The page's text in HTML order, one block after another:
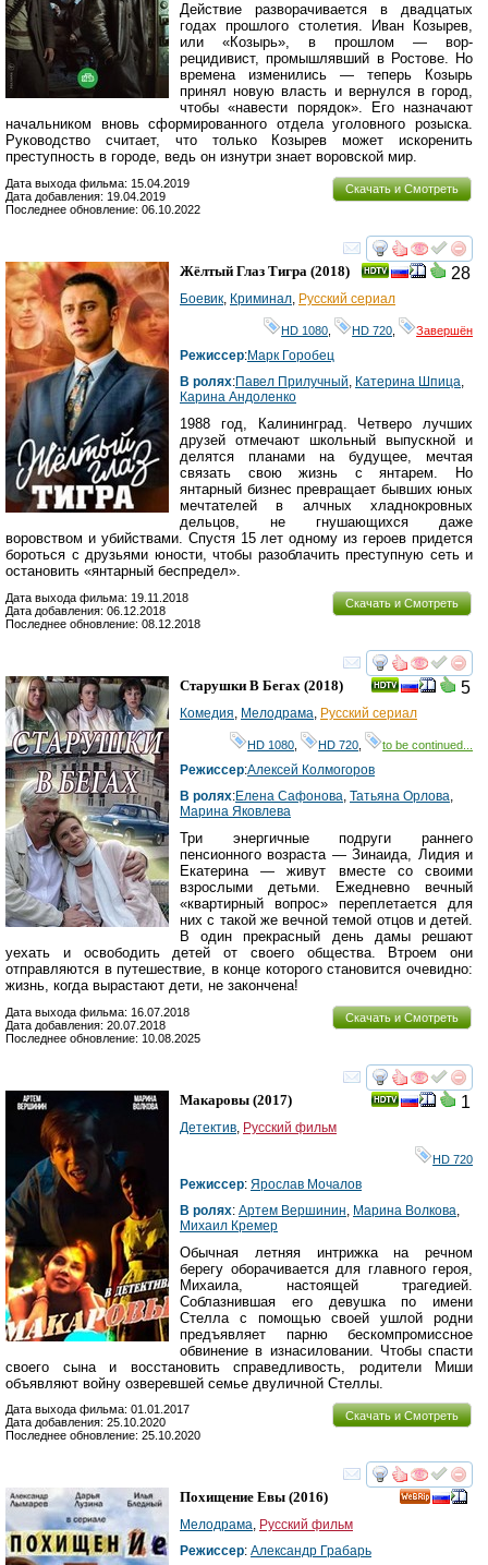
Действие разворачивается в двадцатых
годах прошлого столетия. Иван Козырев,
или «Козырь», в прошлом — вор-
рецидивист, промышлявший в Ростове. Но
времена изменились — теперь Козырь
принял новую власть и вернулся в город,
чтобы «навести порядок». Его назначают
начальником вновь сформированного отдела уголовного розыска.
Руководство считает, что только Козырев может искоренить
преступность в городе, ведь он изнутри знает воровской мир.
Скачать и Смотреть
Дата выхода фильма: 15.04.2019
Дата добавления: 19.04.2019
Последнее обновление: 06.10.2022
смотреть
28
Жёлтый Глаз Тигра (2018)
Боевик, Криминал, Русский сериал
HD 1080 HD 720 Завершён
Режиссер:Марк Горобец
В ролях:Павел Прилучный, Катерина Шпица,
Карина Андоленко
1988 год, Калининград. Четверо лучших
друзей отмечают школьный выпускной и
делятся планами на будущее, мечтая
связать свою жизнь с янтарем. Но
янтарный бизнес превращает бывших юных
мечтателей в алчных хладнокровных
дельцов, не гнушающихся даже
воровством и убийствами. Спустя 15 лет одному из героев придется
бороться с друзьями юности, чтобы разоблачить преступную сеть и
остановить «янтарный беспредел».
Скачать и Смотреть
Дата выхода фильма: 19.11.2018
Дата добавления: 06.12.2018
Последнее обновление: 08.12.2018
смотреть
5
Старушки В Бегах (2018)
Комедия, Мелодрама, Русский сериал
HD 1080 HD 720 to be continued...
Режиссер:Алексей Колмогоров
В ролях:Елена Сафонова, Татьяна Орлова,
Марина Яковлева
Три энергичные подруги раннего
пенсионного возраста — Зинаида, Лидия и
Екатерина — живут вместе со своими
взрослыми детьми. Ежедневно вечный
«квартирный вопрос» переплетается для
них с такой же вечной темой отцов и детей.
В один прекрасный день дамы решают
уехать и освободить детей от своего общества. Втроем они
отправляются в путешествие, в конце которого становится очевидно:
жизнь, когда вырастают дети, не закончена!
Скачать и Смотреть
Дата выхода фильма: 16.07.2018
Дата добавления: 20.07.2018
Последнее обновление: 10.08.2025
смотреть
1
Макаровы (2017)
Детектив Русский фильм
HD 720
Режиссер: Ярослав Мочалов
В ролях: Артем Вершинин Марина Волкова
Михаил Кремер
Обычная летняя интрижка на речном
берегу оборачивается для главного героя,
Михаила, настоящей трагедией.
Соблазнившая его девушка по имени
Стелла с помощью своей ушлой родни
предъявляет парню бескомпромиссное
обвинение в изнасиловании. Чтобы спасти
своего сына и восстановить справедливость, родители Миши
объявляют войну озверевшей семье двуличной Стеллы.
Скачать и Смотреть
Дата выхода фильма: 01.01.2017
Дата добавления: 25.10.2020
Последнее обновление: 25.10.2020
смотреть
Похищение Евы (2016)
Мелодрама, Русский фильм
Режиссер: Александр Грабарь